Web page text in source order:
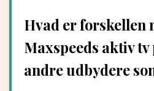
Hvad er forskellen
Maxspeeds aktiv tv
andre udbydere